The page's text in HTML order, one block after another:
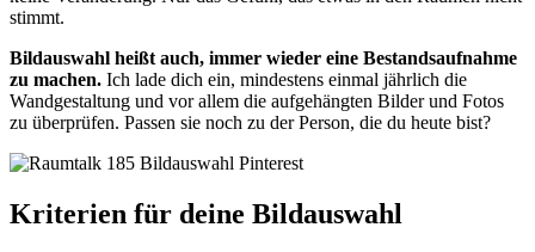
stimmt.
Bildauswahl heißt auch, immer wieder eine Bestandsaufnahme
zu machen. Ich lade dich ein, mindestens einmal jährlich die
Wandgestaltung und vor allem die aufgehängten Bilder und Fotos
zu überprüfen. Passen sie noch zu der Person, die du heute bist?
Kriterien für deine Bildauswahl